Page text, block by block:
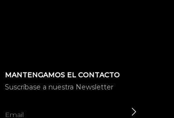
MANTENGAMOS EL CONTACTO
Suscríbase a nuestra Newsletter